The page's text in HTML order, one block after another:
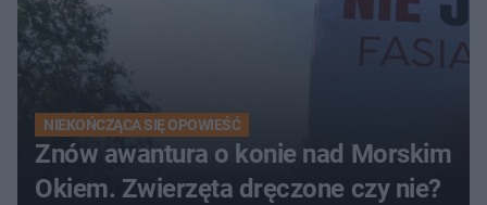
NIEKOŃCZĄCA SIĘ OPOWIEŚĆ
Znów awantura o konie nad Morskim
Okiem. Zwierzęta dręczone czy nie?